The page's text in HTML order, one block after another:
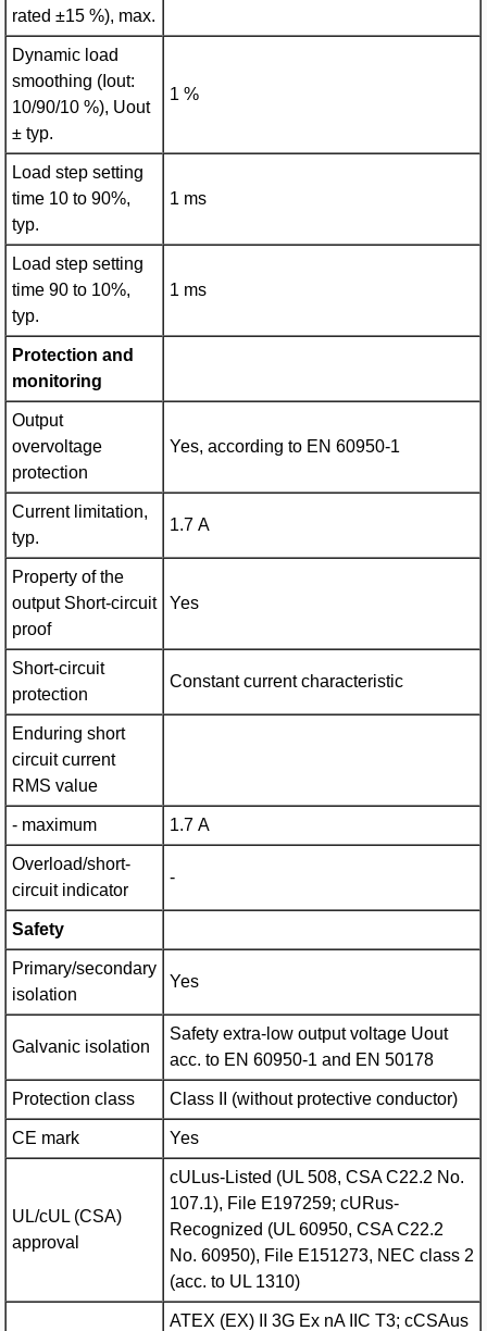
rated ±15 %), max.
Dynamic load
smoothing (Iout:
10/90/10 %), Uout
± typ.
1 %
Load step setting
time 10 to 90%,
typ.
1 ms
Load step setting
time 90 to 10%,
typ.
1 ms
Protection and
monitoring
Output
overvoltage
protection
Yes, according to EN 60950-1
Current limitation,
typ.
1.7 A
Property of the
output Short-circuit
proof
Yes
Short-circuit
protection
Constant current characteristic
Enduring short
circuit current
RMS value
- maximum 1.7 A
Overload/short-
circuit indicator
-
Safety
Primary/secondary
isolation
Yes
Galvanic isolation
Safety extra-low output voltage Uout
acc. to EN 60950-1 and EN 50178
Protection class Class II (without protective conductor)
CE mark Yes
UL/cUL (CSA)
approval
cULus-Listed (UL 508, CSA C22.2 No.
107.1), File E197259; cURus-
Recognized (UL 60950, CSA C22.2
No. 60950), File E151273, NEC class 2
(acc. to UL 1310)
ATEX (EX) II 3G Ex nA IIC T3; cCSAus